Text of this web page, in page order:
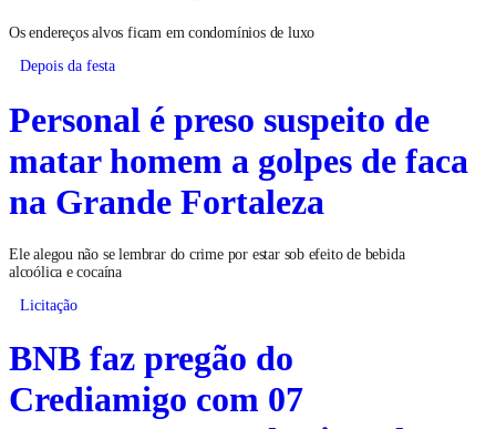
Os endereços alvos ficam em condomínios de luxo
Depois da festa
Personal é preso suspeito de
matar homem a golpes de faca
na Grande Fortaleza
Ele alegou não se lembrar do crime por estar sob efeito de bebida
alcoólica e cocaína
Licitação
BNB faz pregão do
Crediamigo com 07